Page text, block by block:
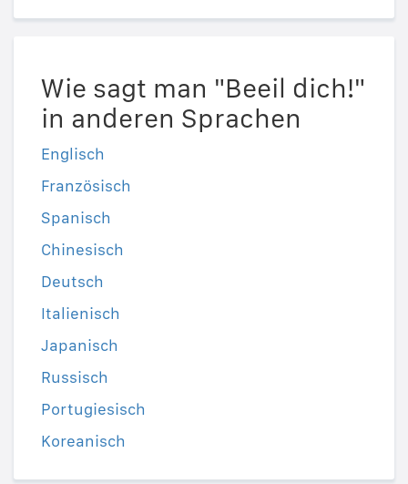
Wie sagt man "Beeil dich!"
in anderen Sprachen
Englisch
Französisch
Spanisch
Chinesisch
Deutsch
Italienisch
Japanisch
Russisch
Portugiesisch
Koreanisch